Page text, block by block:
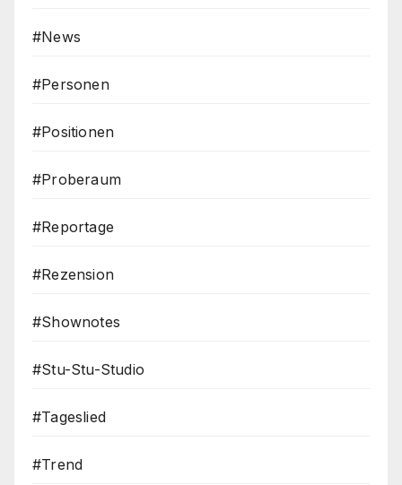
#News
#Personen
#Positionen
#Proberaum
#Reportage
#Rezension
#Shownotes
#Stu-Stu-Studio
#Tageslied
#Trend